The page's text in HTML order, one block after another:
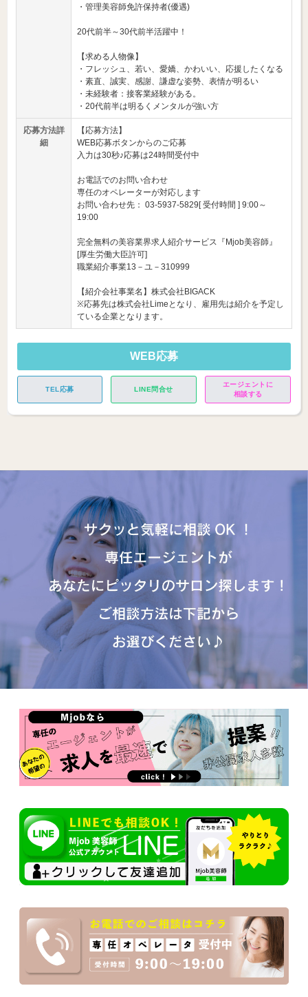
・管理美容師免許保持者(優遇)
20代前半～30代前半活躍中！
【求める人物像】
・フレッシュ、若い、愛嬌、かわいい、応援したくなる
・素直、誠実、感謝、謙虚な姿勢、表情が明るい
・未経験者：接客業経験がある。
・20代前半は明るくメンタルが強い方
応募方法詳
細
【応募方法】
WEB応募ボタンからのご応募
入力は30秒♪応募は24時間受付中
お電話でのお問い合わせ
専任のオペレーターが対応します
お問い合わせ先： 03-5937-5829[ 受付時間 ] 9:00～
19:00
完全無料の美容業界求人紹介サービス『Mjob美容師』
[厚生労働大臣許可]
職業紹介事業13－ユ－310999
【紹介会社事業名】株式会社BIGACK
※応募先は株式会社Limeとなり、雇用先は紹介を予定し
ている企業となります。
WEB応募
TEL応募 LINE問合せ
エージェントに
相談する